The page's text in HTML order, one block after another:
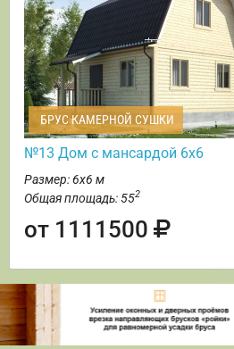
БРУС КАМЕРНОЙ СУШКИ
№13 Дом с мансардой 6х6
Размер: 6х6 м
Общая площадь: 552
от 1111500